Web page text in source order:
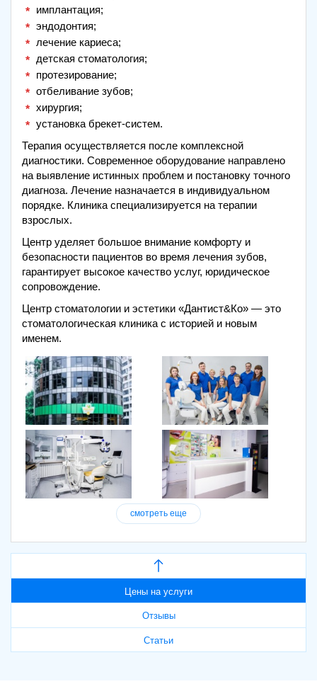
имплантация;
эндодонтия;
лечение кариеса;
детская стоматология;
протезирование;
отбеливание зубов;
хирургия;
установка брекет-систем.
Терапия осуществляется после комплексной
диагностики. Современное оборудование направлено
на выявление истинных проблем и постановку точного
диагноза. Лечение назначается в индивидуальном
порядке. Клиника специализируется на терапии
взрослых.
Центр уделяет большое внимание комфорту и
безопасности пациентов во время лечения зубов,
гарантирует высокое качество услуг, юридическое
сопровождение.
Центр стоматологии и эстетики «Дантист&Ко» — это
стоматологическая клиника с историей и новым
именем.
смотреть еще
Цены на услуги
Отзывы
Статьи